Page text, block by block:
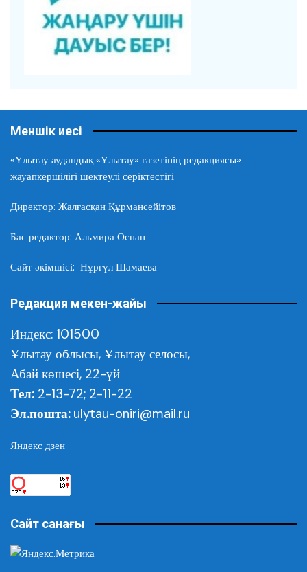
Меншік иесі
«Ұлытау аудандық «Ұлытау» газетінің редакциясы»
жауапкершілігі шектеулі серіктестігі
Директор: Жалғасқан Құрмансейітов
Бас редактор: Альмира Оспан
Сайт әкімшісі: Нұргүл Шамаева
Редакция мекен-жайы
Индекс: 101500
Ұлытау облысы, Ұлытау селосы,
Абай көшесі, 22-үй
Тел: 2-13-72; 2-11-22
Эл.пошта: ulytau-oniri@mail.ru
Яндекс дзен
Сайт санағы